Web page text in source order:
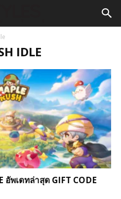
IDLE
อัพเดทล่าสุด GIFT CODE